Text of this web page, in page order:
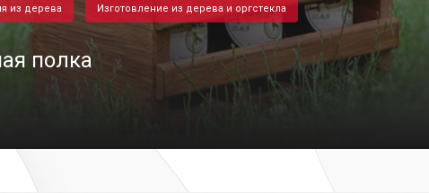
из дерева Изготовление из дерева и оргстекла
полка
05/03/2021